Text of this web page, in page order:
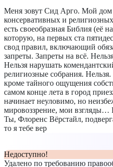
Меня зовут Сид Арго. Мой дом
консервативных и
есть своеобразная Библия (её
которую, на первых ста
свод правил, включающий
запреты. Запреты на всё.
Нельзя нарушать
религиозные собрания.
кроме тайного ощущения
самом конце лета в город
начинает неуловимо, но
мировоззрение, мои взгляды…
Ты, Флоренс Вёрстайл,
то я тебе вер
Недоступно!
Удалено по требованию